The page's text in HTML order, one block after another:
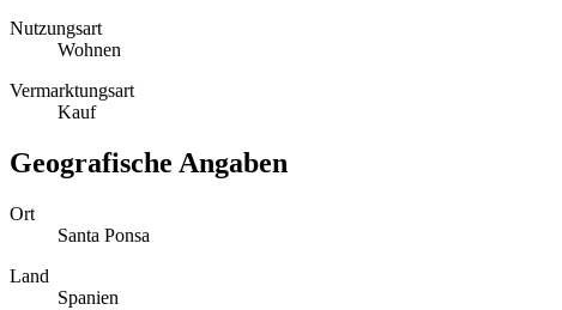
Nutzungsart
Wohnen
Vermarktungsart
Kauf
Geografische Angaben
Ort
Santa Ponsa
Land
Spanien